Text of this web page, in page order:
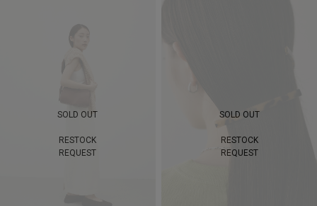
SOLD OUT
RESTOCK
REQUEST
SOLD OUT
RESTOCK
REQUEST